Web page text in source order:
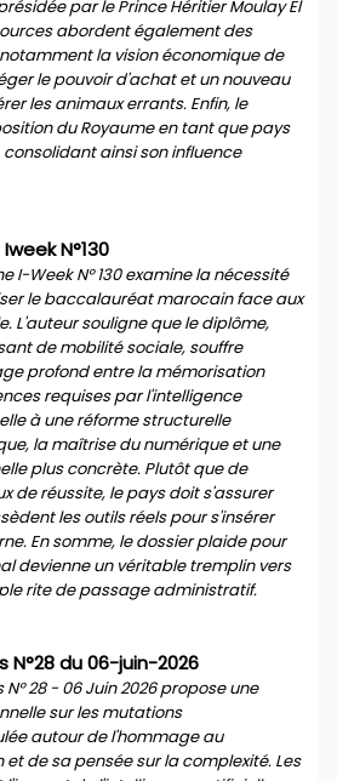
par le Prince Héritier Moulay El
abordent également des
la vision économique de
le pouvoir d'achat et un nouveau
les animaux errants. Enfin, le
du Royaume en tant que pays
ainsi son influence
N°130
I-Week N° 130 examine la nécessité
le baccalauréat marocain face aux
L'auteur souligne que le diplôme,
de mobilité sociale, souffre
profond entre la mémorisation
requises par l'intelligence
à une réforme structurelle
la maîtrise du numérique et une
plus concrète. Plutôt que de
de réussite, le pays doit s'assurer
les outils réels pour s'insérer
En somme, le dossier plaide pour
devienne un véritable tremplin vers
rite de passage administratif.
du 06-juin-2026
28 - 06 Juin 2026 propose une
sur les mutations
autour de l'hommage au
de sa pensée sur la complexité. Les